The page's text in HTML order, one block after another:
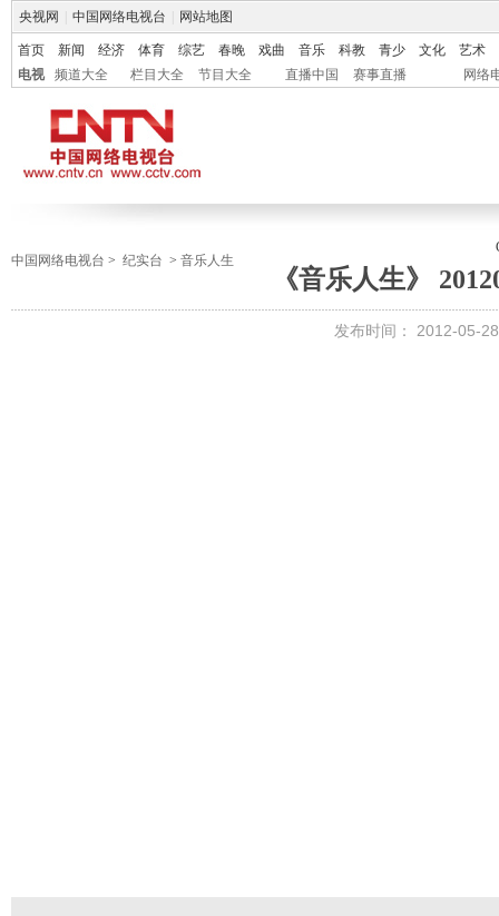
央视网 中国网络电视台 网站地图
首页 新闻 经济 体育 综艺 春晚 戏曲 音乐 科教 青少 文化
艺术
电视
频道大全 栏目大全 节目大全 直播中国 赛事直播 网络
中国网络电视台 > 纪实台 > 音乐人生
《音乐人生》
发布时间： 2012-05-